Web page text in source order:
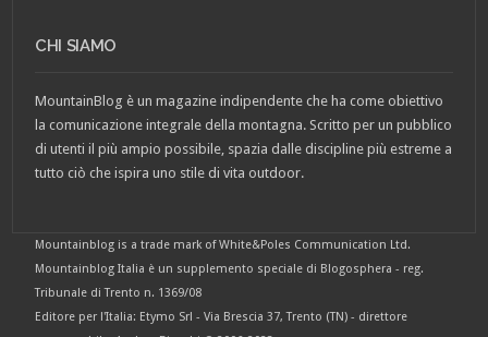
CHI SIAMO
MountainBlog è un magazine indipendente che ha come obiettivo
la comunicazione integrale della montagna. Scritto per un pubblico
di utenti il più ampio possibile, spazia dalle discipline più estreme a
tutto ciò che ispira uno stile di vita outdoor.
Mountainblog is a trade mark of White&Poles Communication Ltd.
Mountainblog Italia è un supplemento speciale di Blogosphera - reg.
Tribunale di Trento n. 1369/08
Editore per l'Italia: Etymo Srl - Via Brescia 37, Trento (TN) - direttore